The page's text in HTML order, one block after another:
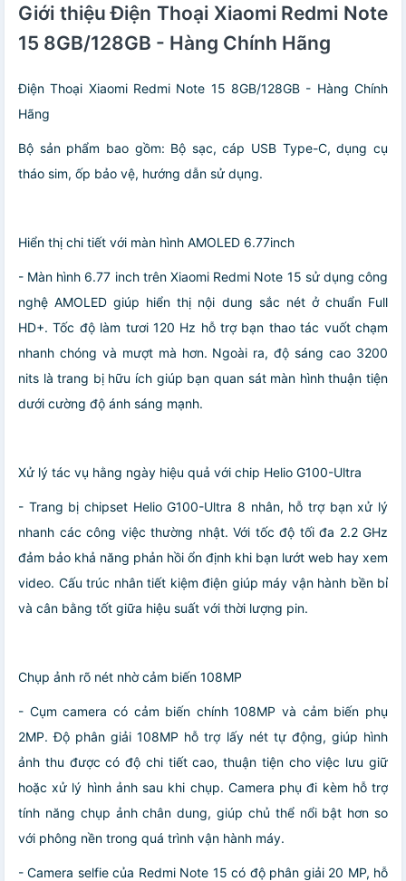
Giới thiệu Điện Thoại Xiaomi Redmi Note
15 8GB/128GB - Hàng Chính Hãng
Điện Thoại Xiaomi Redmi Note 15 8GB/128GB - Hàng Chính
Hãng
Bộ sản phẩm bao gồm: Bộ sạc, cáp USB Type-C, dụng cụ
tháo sim, ốp bảo vệ, hướng dẫn sử dụng.
Hiển thị chi tiết với màn hình AMOLED 6.77inch
- Màn hình 6.77 inch trên Xiaomi Redmi Note 15 sử dụng công
nghệ AMOLED giúp hiển thị nội dung sắc nét ở chuẩn Full
HD+. Tốc độ làm tươi 120 Hz hỗ trợ bạn thao tác vuốt chạm
nhanh chóng và mượt mà hơn. Ngoài ra, độ sáng cao 3200
nits là trang bị hữu ích giúp bạn quan sát màn hình thuận tiện
dưới cường độ ánh sáng mạnh.
Xử lý tác vụ hằng ngày hiệu quả với chip Helio G100-Ultra
- Trang bị chipset Helio G100-Ultra 8 nhân, hỗ trợ bạn xử lý
nhanh các công việc thường nhật. Với tốc độ tối đa 2.2 GHz
đảm bảo khả năng phản hồi ổn định khi bạn lướt web hay xem
video. Cấu trúc nhân tiết kiệm điện giúp máy vận hành bền bỉ
và cân bằng tốt giữa hiệu suất với thời lượng pin.
Chụp ảnh rõ nét nhờ cảm biến 108MP
- Cụm camera có cảm biến chính 108MP và cảm biến phụ
2MP. Độ phân giải 108MP hỗ trợ lấy nét tự động, giúp hình
ảnh thu được có độ chi tiết cao, thuận tiện cho việc lưu giữ
hoặc xử lý hình ảnh sau khi chụp. Camera phụ đi kèm hỗ trợ
tính năng chụp ảnh chân dung, giúp chủ thể nổi bật hơn so
với phông nền trong quá trình vận hành máy.
- Camera selfie của Redmi Note 15 có độ phân giải 20 MP, hỗ